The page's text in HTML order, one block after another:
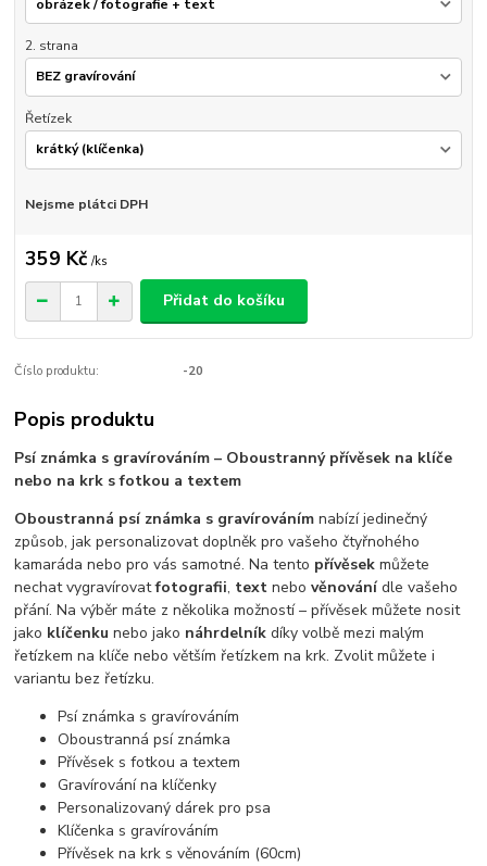
2. strana
Řetízek
Nejsme plátci DPH
359 Kč /ks
Přidat do košíku
Číslo produktu: -20
Popis produktu
Psí známka s gravírováním – Oboustranný přívěsek na klíče
nebo na krk s fotkou a textem
Oboustranná psí známka s gravírováním nabízí jedinečný
způsob, jak personalizovat doplněk pro vašeho čtyřnohého
kamaráda nebo pro vás samotné. Na tento přívěsek můžete
nechat vygravírovatfotografii, text nebověnovánídle vašeho
přání. Na výběr máte z několika možností – přívěsek můžete nosit
jako klíčenku nebo jako náhrdelník díky volbě mezi malým
řetízkem na klíče nebo větším řetízkem na krk. Zvolit můžete i
variantu bez řetízku.
Psí známka s gravírováním
Oboustranná psí známka
Přívěsek s fotkou a textem
Gravírování na klíčenky
Personalizovaný dárek pro psa
Klíčenka s gravírováním
Přívěsek na krk s věnováním (60cm)